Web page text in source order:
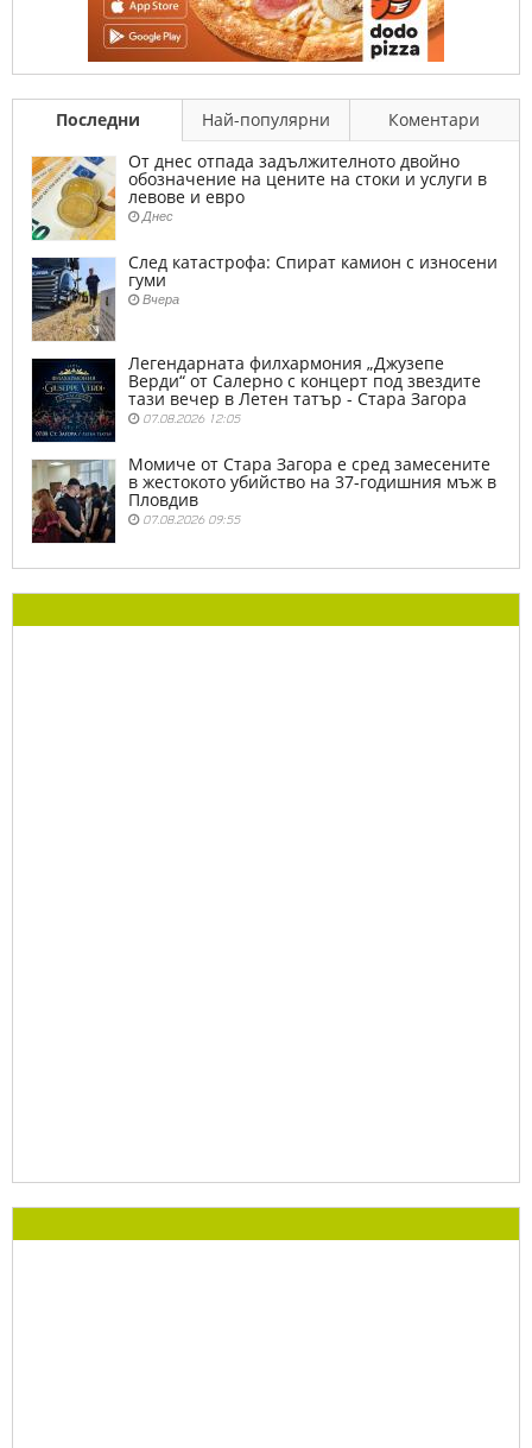
Последни Най-популярни
Коментари
От днес отпада задължителното двойно
обозначение на цените на стоки и услуги в
левове и евро
Днес
След катастрофа: Спират камион с износени
гуми
Вчера
Легендарната филхармония „Джузепе
Верди“ от Салерно с концерт под звездите
тази вечер в Летен татър - Стара Загора
07.08.2026 12:05
Момиче от Стара Загора е сред замесените
в жестокото убийство на 37-годишния мъж в
Пловдив
07.08.2026 09:55